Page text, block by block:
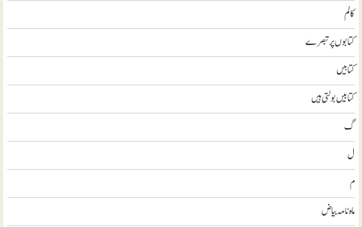
کالم
کتابوں پر تبصرے
کتابيں
کتابیں بولتی ہیں
گ
ل
م
ماہ نامہ بیاض